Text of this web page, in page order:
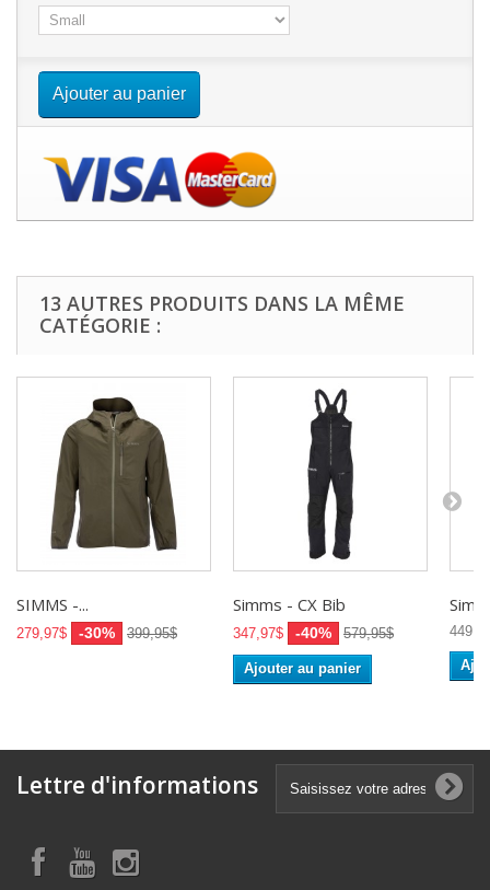
Ajouter au panier
13 AUTRES PRODUITS DANS LA MÊME
CATÉGORIE :
SIMMS -...
279,97$ -30% 399,95$
Simms - CX Bib
347,97$ -40% 579,95$
Ajouter au panier
Lettre d'informations